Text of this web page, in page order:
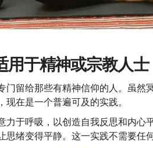
用于精神或宗教人士
门留给那些有精神信仰的人。虽然
在是一个普遍可及的实践。
力于呼吸，以创造自我反思和内心
思绪变得平静。这一实践不需要任